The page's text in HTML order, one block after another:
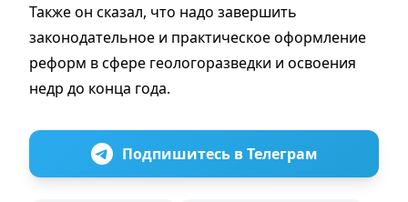
Также он сказал, что надо завершить
законодательное и практическое оформление
реформ в сфере геологоразведки и освоения
недр до конца года.
Подпишитесь в Телеграм